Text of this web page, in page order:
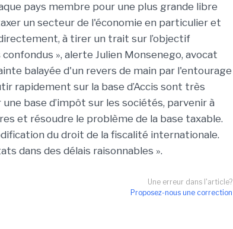
pays membre pour une plus grande libre
un secteur de l'économie en particulier et
à tirer un trait sur l’objectif
», alerte Julien Monsenego, avocat
balayée d'un revers de main par l'entourage
rapidement sur la base d’Accis sont très
base d’impôt sur les sociétés, parvenir à
et résoudre le problème de la base taxable.
du droit de la fiscalité internationale.
dans des délais raisonnables ».
Une erreur dans l'article?
Proposez-nous une correction